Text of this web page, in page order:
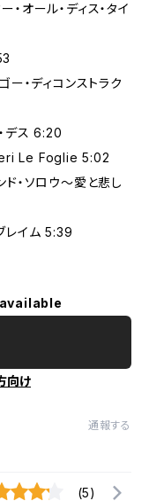
ール・ディス・タイ
・ディコンストラク
デス 6:20
Le Foglie 5:02
・ソロウ～愛と悲し
レイム 5:39
向け
通報する
(5)